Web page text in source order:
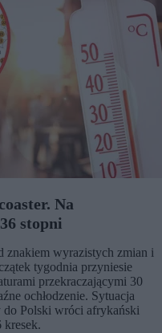
Na
stopni
znakiem wyrazistych zmian i
tygodnia przyniesie
przekraczającymi 30
ochłodzenie. Sytuacja
Polski wróci afrykański
kresek.